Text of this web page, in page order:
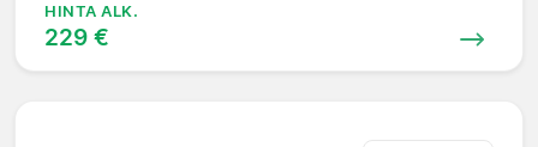
HINTA ALK.
229 €